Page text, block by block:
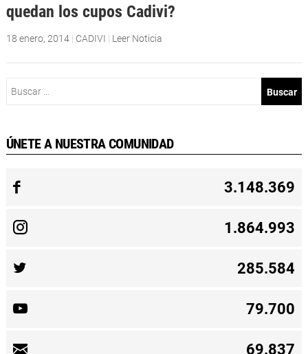
quedan los cupos Cadivi?
18 enero, 2014| CADIVI | Leer Noticia
ÚNETE A NUESTRA COMUNIDAD
3.148.369
1.864.993
285.584
79.700
69.837